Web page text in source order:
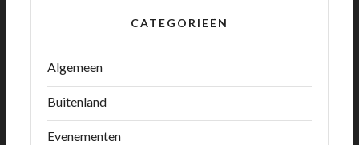
CATEGORIEËN
Algemeen
Buitenland
Evenementen